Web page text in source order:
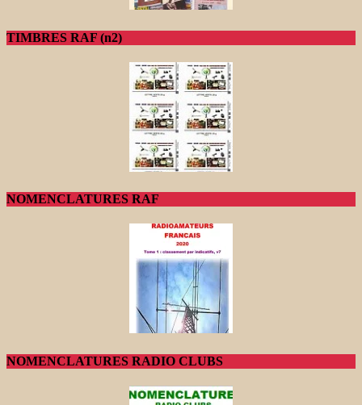
TIMBRES RAF (n2)
NOMENCLATURES RAF
NOMENCLATURES RADIO CLUBS